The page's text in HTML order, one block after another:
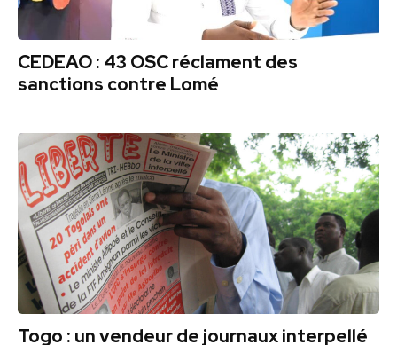
CEDEAO : 43 OSC réclament des
sanctions contre Lomé
Togo : un vendeur de journaux interpellé